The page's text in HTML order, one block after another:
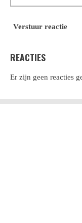
Verstuur reactie
REACTIES
Er zijn geen reacties